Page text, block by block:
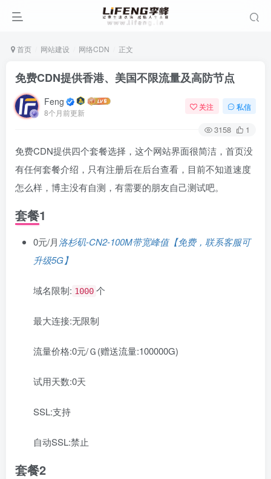
首页 网站建设 网络CDN 正文
免费CDN提供香港、美国不限流量及高防节点
Feng
8个月前更新
关注 私信
3158 1
免费CDN提供四个套餐选择，这个网站界面很简洁，首页没
有任何套餐介绍，只有注册后在后台查看，目前不知道速度
怎么样，博主没有自测，有需要的朋友自己测试吧。
套餐1
0元/月 洛杉矶-CN2-100M带宽峰值【免费，联系客服可
升级5G】
域名限制: 1000 个
最大连接:无限制
流量价格:0元/Ｇ(赠送流量:100000G)
试用天数:0天
SSL:支持
自动SSL:禁止
套餐2